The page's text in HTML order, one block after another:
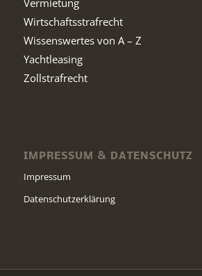
Wirtschaftsstrafrecht
Wissenswertes von A – Z
Yachtleasing
Zollstrafrecht
IMPRESSUM & DATENSCHUTZ
Impressum
Datenschutzerklärung